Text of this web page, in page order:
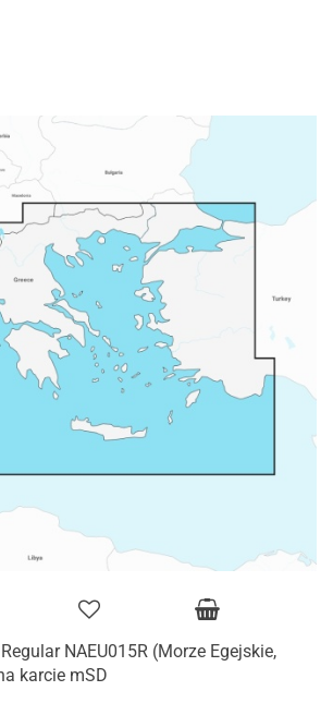
NAEU015R (Morze Egejskie,
karcie mSD